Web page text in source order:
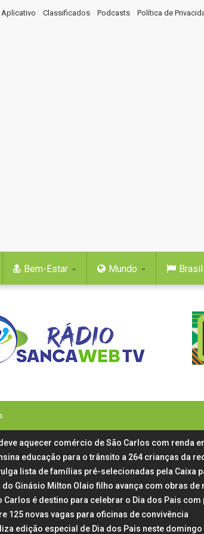
Aplicativo Classificados Podcasts Política de
Bem-Estar Mundo Brasil
aquecer comércio de São Carlos com renda
educação para o trânsito a 264 crianças da
lista de famílias pré-selecionadas pela Caixa
do Ginásio Milton Olaio filho avança com obras de
Carlos é destino para celebrar o Dia dos Pais
125 novas vagas para oficinas de convivência
edição especial de Dia dos Pais neste